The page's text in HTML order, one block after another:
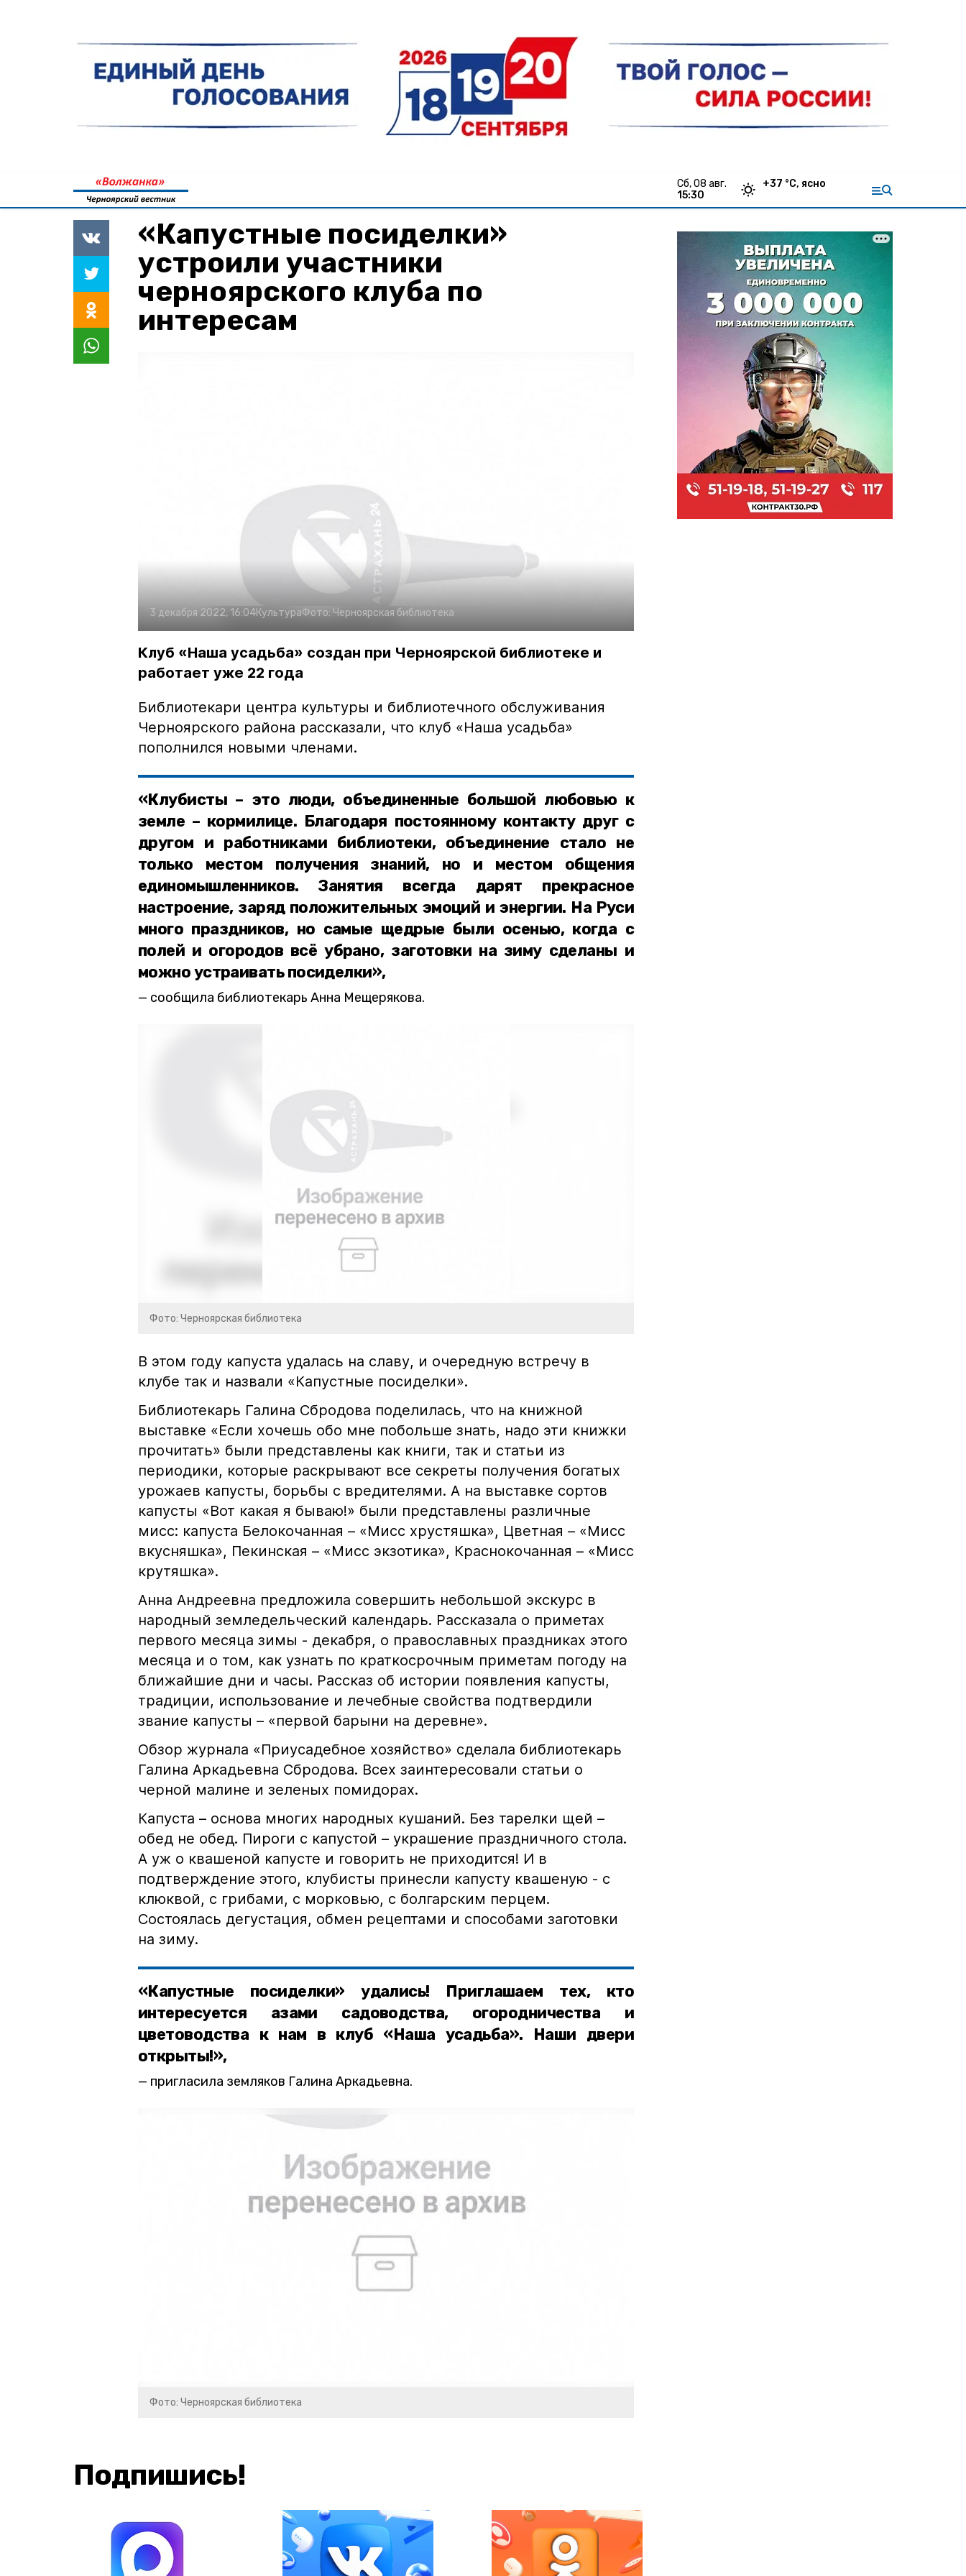
сб, 08 авг.
15:30
+37 °С, ясно
«Капустные посиделки»
устроили участники
черноярского клуба по
интересам
3 декабря 2022, 16:04КультураФото: Черноярская библиотека
Клуб «Наша усадьба» создан при Черноярской библиотеке и
работает уже 22 года
Библиотекари центра культуры и библиотечного обслуживания
Черноярского района рассказали, что клуб «Наша усадьба»
пополнился новыми членами.
«Клубисты – это люди, объединенные большой любовью к
земле – кормилице. Благодаря постоянному контакту друг с
другом и работниками библиотеки, объединение стало не
только местом получения знаний, но и местом общения
единомышленников. Занятия всегда дарят прекрасное
настроение, заряд положительных эмоций и энергии. На Руси
много праздников, но самые щедрые были осенью, когда с
полей и огородов всё убрано, заготовки на зиму сделаны и
можно устраивать посиделки»,
сообщила библиотекарь Анна Мещерякова.
Фото: Черноярская библиотека
В этом году капуста удалась на славу, и очередную встречу в
клубе так и назвали «Капустные посиделки».
Библиотекарь Галина Сбродова поделилась, что на книжной
выставке «Если хочешь обо мне побольше знать, надо эти книжки
прочитать» были представлены как книги, так и статьи из
периодики, которые раскрывают все секреты получения богатых
урожаев капусты, борьбы с вредителями. А на выставке сортов
капусты «Вот какая я бываю!» были представлены различные
мисс: капуста Белокочанная – «Мисс хрустяшка», Цветная – «Мисс
вкусняшка», Пекинская – «Мисс экзотика», Краснокочанная – «Мисс
крутяшка».
Анна Андреевна предложила совершить небольшой экскурс в
народный земледельческий календарь. Рассказала о приметах
первого месяца зимы - декабря, о православных праздниках этого
месяца и о том, как узнать по краткосрочным приметам погоду на
ближайшие дни и часы. Рассказ об истории появления капусты,
традиции, использование и лечебные свойства подтвердили
звание капусты – «первой барыни на деревне».
Обзор журнала «Приусадебное хозяйство» сделала библиотекарь
Галина Аркадьевна Сбродова. Всех заинтересовали статьи о
черной малине и зеленых помидорах.
Капуста – основа многих народных кушаний. Без тарелки щей –
обед не обед. Пироги с капустой – украшение праздничного стола.
А уж о квашеной капусте и говорить не приходится! И в
подтверждение этого, клубисты принесли капусту квашеную - с
клюквой, с грибами, с морковью, с болгарским перцем.
Состоялась дегустация, обмен рецептами и способами заготовки
на зиму.
«Капустные посиделки» удались! Приглашаем тех, кто
интересуется азами садоводства, огородничества и
цветоводства к нам в клуб «Наша усадьба». Наши двери
открыты!»,
пригласила земляков Галина Аркадьевна.
Фото: Черноярская библиотека
Подпишись!